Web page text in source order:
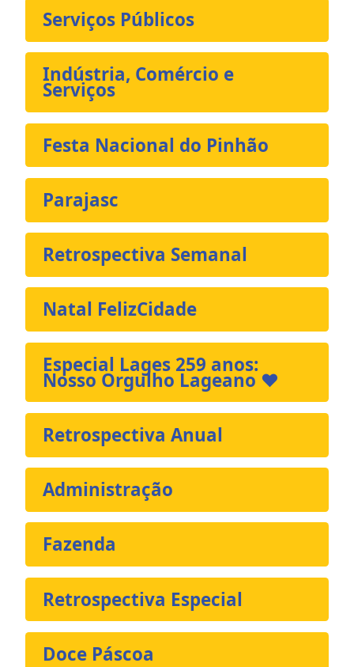
Serviços Públicos
Indústria, Comércio e
Serviços
Festa Nacional do Pinhão
Parajasc
Retrospectiva Semanal
Natal FelizCidade
Especial Lages 259 anos:
Nosso Orgulho Lageano ❤️
Retrospectiva Anual
Administração
Fazenda
Retrospectiva Especial
Doce Páscoa